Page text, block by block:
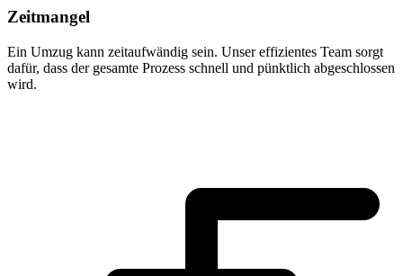
Zeitmangel
Ein Umzug kann zeitaufwändig sein. Unser effizientes Team sorgt
dafür, dass der gesamte Prozess schnell und pünktlich abgeschlossen
wird.